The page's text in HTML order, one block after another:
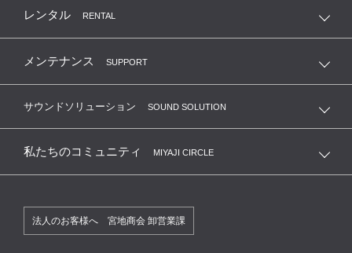
レンタル RENTAL
メンテナンス SUPPORT
サウンドソリューション SOUND SOLUTION
私たちのコミュニティ MIYAJI CIRCLE
法人のお客様へ 宮地商会 卸営業課